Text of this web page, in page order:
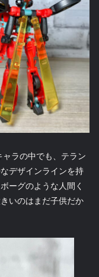
ャラの中でも、テラン
デザインラインを持
ーグのような人間く
いのはまだ子供だか